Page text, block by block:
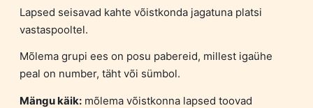
Lapsed seisavad kahte võistkonda jagatuna platsi
vastaspooltel.
Mõlema grupi ees on posu pabereid, millest igaühe
peal on number, täht või sümbol.
Mängu käik: mõlema võistkonna lapsed toovad